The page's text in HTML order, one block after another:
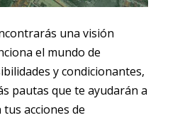
una visión
el mundo de
y condicionantes,
pautas que te ayudarán a
acciones de